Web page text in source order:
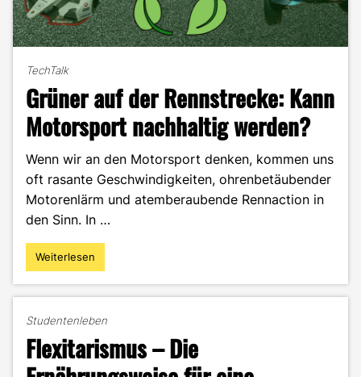
TechTalk
Grüner auf der Rennstrecke: Kann
Motorsport nachhaltig werden?
Wenn wir an den Motorsport denken, kommen uns
oft rasante Geschwindigkeiten, ohrenbetäubender
Motorenlärm und atemberaubende Rennaction in
den Sinn. In …
"Grüner
auf
Kann
Motorsport
nachhaltig
Weiterlesen
Studentenleben
Flexitarismus – Die